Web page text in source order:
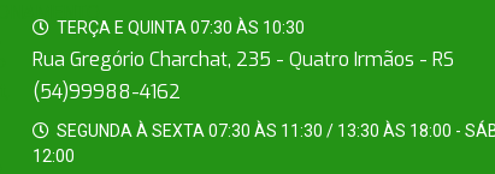
TERÇA E QUINTA 07:30 ÀS 10:30
Rua Gregório Charchat, 235 - Quatro Irmãos - RS
(54)99988-4162
SEGUNDA À SEXTA 07:30 ÀS 11:30 / 13:30 ÀS 18:00 -
12:00